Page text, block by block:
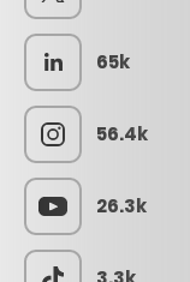
65k
56.4k
26.3k